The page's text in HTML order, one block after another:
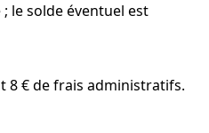
le solde éventuel est
8 € de frais administratifs.